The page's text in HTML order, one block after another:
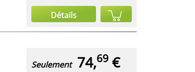
Détails
Seulement 74,69 €